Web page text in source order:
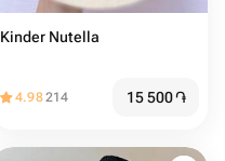
Kinder Nutella
4.98214 15 500֏